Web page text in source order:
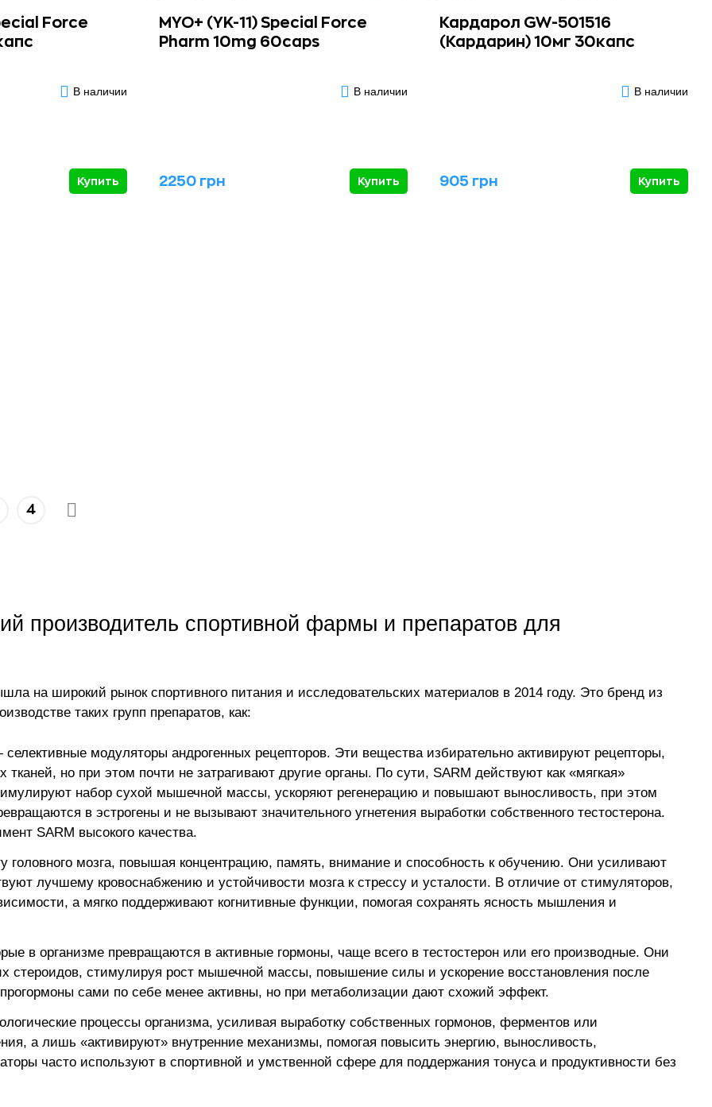
Force
В наличии
Купить
MYO+ (YK-11) Special Force
Pharm 10mg 60caps
В наличии
2250 грн Купить
Кардарол GW-501516
(Кардарин) 10мг 30капс
В наличии
905 грн Купить
4
производитель спортивной фармы и препаратов для
на широкий рынок спортивного питания и исследовательских материалов в 2014 году. Это бренд из
таких групп препаратов, как:
модуляторы андрогенных рецепторов. Эти вещества избирательно активируют рецепторы,
но при этом почти не затрагивают другие органы. По сути, SARM действуют как «мягкая»
набор сухой мышечной массы, ускоряют регенерацию и повышают выносливость, при этом
в эстрогены и не вызывают значительного угнетения выработки собственного тестостерона.
SARM высокого качества.
мозга, повышая концентрацию, память, внимание и способность к обучению. Они усиливают
лучшему кровоснабжению и устойчивости мозга к стрессу и усталости. В отличие от стимуляторов,
а мягко поддерживают когнитивные функции, помогая сохранять ясность мышления и
в организме превращаются в активные гормоны, чаще всего в тестостерон или его производные. Они
стероидов, стимулируя рост мышечной массы, повышение силы и ускорение восстановления после
прогормоны сами по себе менее активны, но при метаболизации дают схожий эффект.
процессы организма, усиливая выработку собственных гормонов, ферментов или
а лишь «активируют» внутренние механизмы, помогая повысить энергию, выносливость,
часто используют в спортивной и умственной сфере для поддержания тонуса и продуктивности без